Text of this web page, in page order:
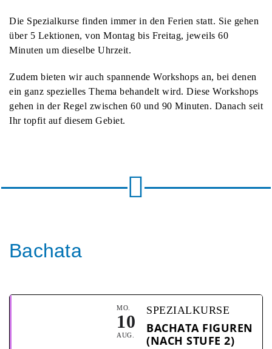
Die Spezialkurse finden immer in den Ferien statt. Sie gehen
über 5 Lektionen, von Montag bis Freitag, jeweils 60
Minuten um dieselbe Uhrzeit.
Zudem bieten wir auch spannende Workshops an, bei denen
ein ganz spezielles Thema behandelt wird. Diese Workshops
gehen in der Regel zwischen 60 und 90 Minuten. Danach seit
Ihr topfit auf diesem Gebiet.
Bachata
MO.
10
AUG.
SPEZIALKURSE
BACHATA FIGUREN
(NACH STUFE 2)